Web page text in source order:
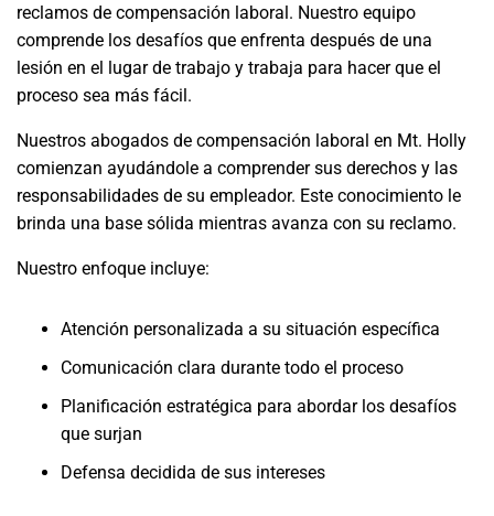
reclamos de compensación laboral. Nuestro equipo
comprende los desafíos que enfrenta después de una
lesión en el lugar de trabajo y trabaja para hacer que el
proceso sea más fácil.
Nuestros abogados de compensación laboral en Mt. Holly
comienzan ayudándole a comprender sus derechos y las
responsabilidades de su empleador. Este conocimiento le
brinda una base sólida mientras avanza con su reclamo.
Nuestro enfoque incluye:
Atención personalizada a su situación específica
Comunicación clara durante todo el proceso
Planificación estratégica para abordar los desafíos
que surjan
Defensa decidida de sus intereses